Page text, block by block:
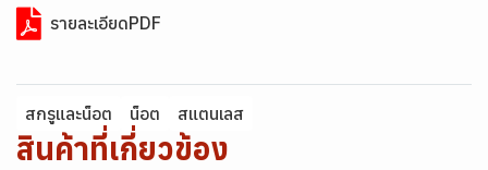
รายละเอียดPDF
สกรูและน็อต น็อต สแตนเลส
สินค้าที่เกี่ยวข้อง